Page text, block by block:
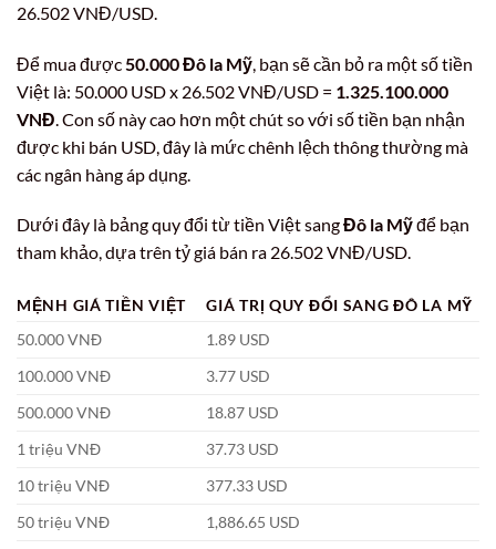
26.502 VNĐ/USD.
Để mua được 50.000 Đô la Mỹ , bạn sẽ cần bỏ ra một số tiền
Việt là: 50.000 USD x 26.502 VNĐ/USD = 1.325.100.000
VNĐ . Con số này cao hơn một chút so với số tiền bạn nhận
được khi bán USD, đây là mức chênh lệch thông thường mà
các ngân hàng áp dụng.
Dưới đây là bảng quy đổi từ tiền Việt sangĐô la Mỹđể bạn
tham khảo, dựa trên tỷ giá bán ra 26.502 VNĐ/USD.
MỆNH GIÁ TIỀN VIỆT
GIÁ TRỊ QUY ĐỔI SANG ĐÔ LA MỸ
50.000 VNĐ
1.89 USD
100.000 VNĐ
3.77 USD
500.000 VNĐ
18.87 USD
1 triệu VNĐ
37.73 USD
10 triệu VNĐ
377.33 USD
50 triệu VNĐ
1,886.65 USD